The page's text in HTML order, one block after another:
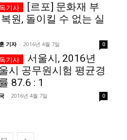
[르포] 문화재 부
원, 돌이킬 수 없는 실
기자 - 2016년 4월 7일 0
서울시, 2016년
시 공무원시험 평균경
87.6 : 1
- 2016년 4월 7일 0